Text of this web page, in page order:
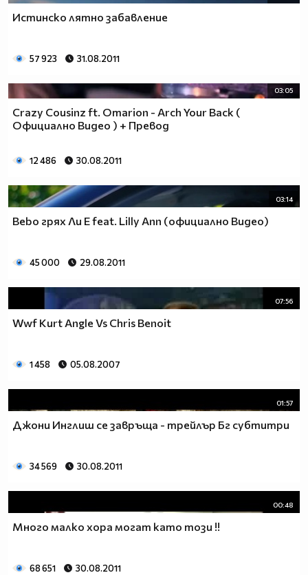
Истинско лятно забавление
57 923 31.08.2011
03:05
Crazy Cousinz ft. Omarion - Arch Your Back (
Официално Видео ) + Превод
12 486 30.08.2011
03:14
Bebo грях Ли Е feat. Lilly Ann (официално Видео)
45 000 29.08.2011
07:56
Wwf Kurt Angle Vs Chris Benoit
1 458 05.08.2007
01:57
Джони Инглиш се завръща - трейлър Бг субтитри
34 569 30.08.2011
00:48
Много малко хора могат като този !!
68 651 30.08.2011